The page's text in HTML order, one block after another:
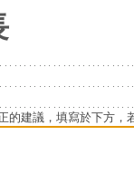
的建議，填寫於下方，